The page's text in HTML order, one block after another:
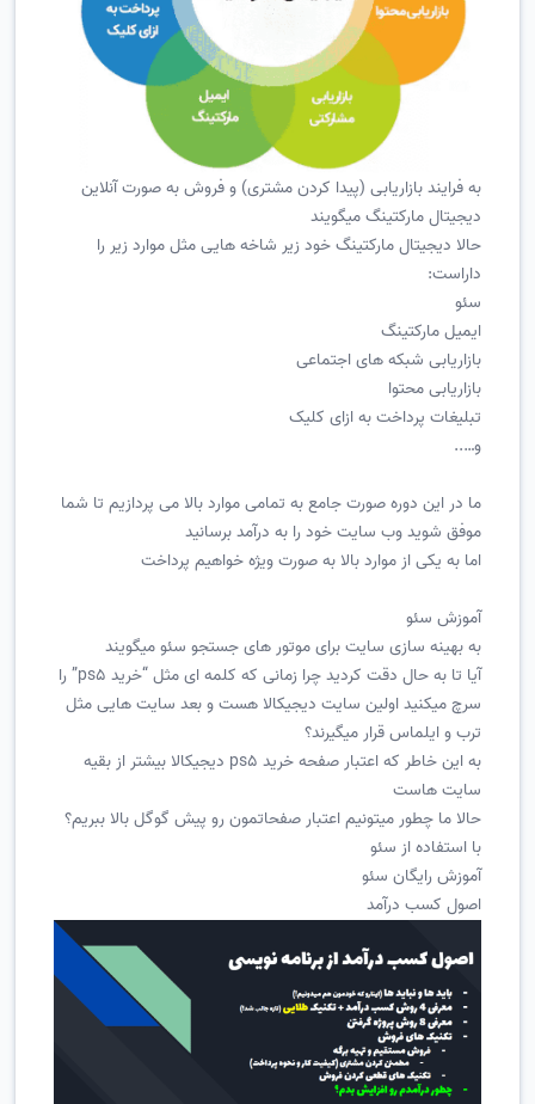
به فرایند بازاریابی (پیدا کردن مشتری) و فروش به صورت آنلاین
دیجیتال مارکتینگ میگویند
حالا دیجیتال مارکتینگ خود زیر شاخه هایی مثل موارد زیر را
داراست:
سئو
ایمیل مارکتینگ
بازاریابی شبکه های اجتماعی
بازاریابی محتوا
تبلیغات پرداخت به ازای کلیک
و…..
ما در این دوره صورت جامع به تمامی موارد بالا می پردازیم تا شما
موفق شوید وب سایت خود را به درآمد برسانید
اما به یکی از موارد بالا به صورت ویژه خواهیم پرداخت
آموزش سئو
به بهینه سازی سایت برای موتور های جستجو سئو میگویند
آیا تا به حال دقت کردید چرا زمانی که کلمه ای مثل “خرید ps5” را
سرچ میکنید اولین سایت دیجیکالا هست و بعد سایت هایی مثل
ترب و ایلماس قرار میگیرند؟
به این خاطر که اعتبار صفحه خرید ps5 دیجیکالا بیشتر از بقیه
سایت هاست
حالا ما چطور میتونیم اعتبار صفحاتمون رو پیش گوگل بالا ببریم؟
با استفاده از سئو
آموزش رایگان سئو
اصول کسب درآمد